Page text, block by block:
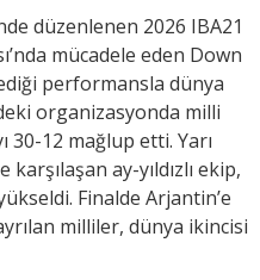
düzenlenen 2026 IBA21
mücadele eden Down
performansla dünya
organizasyonda milli
30-12 mağlup etti. Yarı
ay-yıldızlı ekip,
Finalde Arjantin’e
milliler, dünya ikincisi